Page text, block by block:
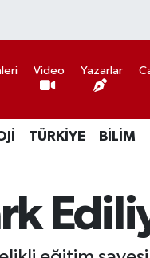
Video Yazarlar
TÜRKİYE BİLİM